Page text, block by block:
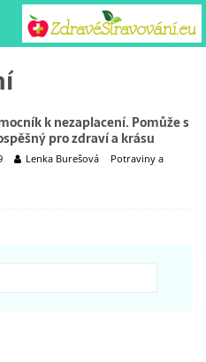
k nezaplacení. Pomůže s
pro zdraví a krásu
Lenka Burešová
Potraviny a